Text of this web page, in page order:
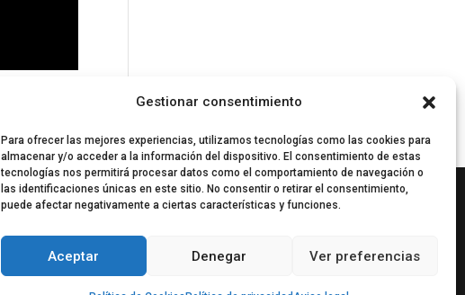
Gestionar consentimiento
Para ofrecer las mejores experiencias, utilizamos tecnologías como las cookies para
almacenar y/o acceder a la información del dispositivo. El consentimiento de estas
tecnologías nos permitirá procesar datos como el comportamiento de navegación o
las identificaciones únicas en este sitio. No consentir o retirar el consentimiento,
puede afectar negativamente a ciertas características y funciones.
Aceptar Denegar Ver preferencias